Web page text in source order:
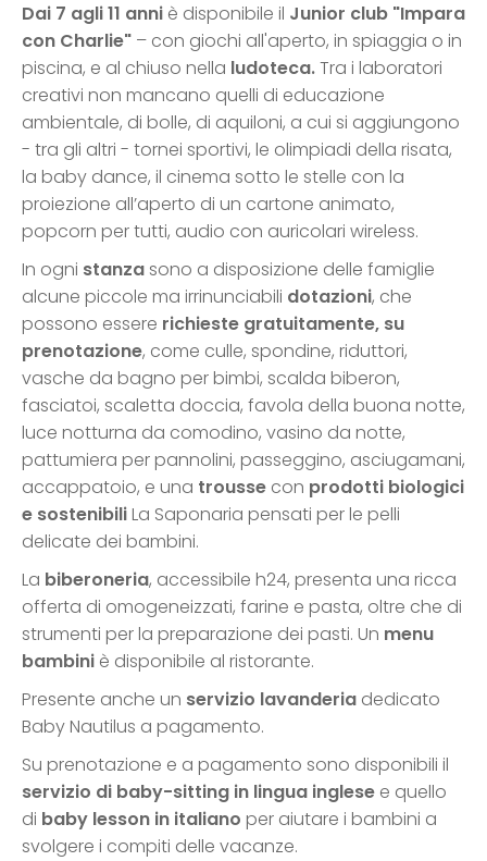
Dai 7 agli 11 anni è disponibile il Junior club "Impara
con Charlie" – con giochi all'aperto, in spiaggia o in
piscina, e al chiuso nella ludoteca.Tra i laboratori
creativi non mancano quelli di educazione
ambientale, di bolle, di aquiloni, a cui si aggiungono
- tra gli altri - tornei sportivi, le olimpiadi della risata,
la baby dance, il cinema sotto le stelle con la
proiezione all’aperto di un cartone animato,
popcorn per tutti, audio con auricolari wireless.
In ogni stanzasono a disposizione delle famiglie
alcune piccole ma irrinunciabili dotazioni, che
possono essere richieste gratuitamente, su
prenotazione, come culle, spondine, riduttori,
vasche da bagno per bimbi, scalda biberon,
fasciatoi, scaletta doccia, favola della buona notte,
luce notturna da comodino, vasino da notte,
pattumiera per pannolini, passeggino, asciugamani,
accappatoio, e una trousse con prodotti biologici
e sostenibiliLa Saponaria pensati per le pelli
delicate dei bambini.
La biberoneria, accessibile h24, presenta una ricca
offerta di omogeneizzati, farine e pasta, oltre che di
strumenti per la preparazione dei pasti. Un menu
bambini è disponibile al ristorante.
Presente anche un servizio lavanderia dedicato
Baby Nautilus a pagamento.
Su prenotazione e a pagamento sono disponibili il
servizio di baby-sitting in lingua inglese e quello
di baby lesson in italiano per aiutare i bambini a
svolgere i compiti delle vacanze.